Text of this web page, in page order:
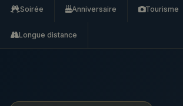
Soirée Anniversaire Tourisme
Longue distance